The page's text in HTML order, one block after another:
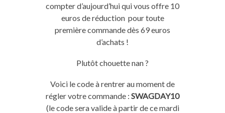
compter d’aujourd’hui qui vous offre 10
euros de réduction pour toute
première commande dès 69 euros
d’achats !
Plutôt chouette nan ?
Voici le code à rentrer au moment de
régler votre commande : SWAGDAY10
(le code sera valide à partir de ce mardi